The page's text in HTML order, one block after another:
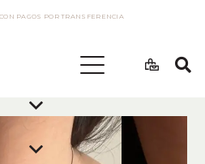
PAGOS POR TRANSFERENCIA